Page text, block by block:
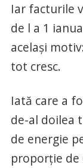
Iar facturile
de l a 1
acelaşi
tot cresc.
Iată care a
de-al doilea
de energie
proporție de